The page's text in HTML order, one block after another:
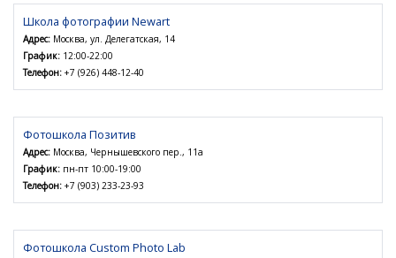
Школа фотографии Newart
Адрес: Москва, ул. Делегатская, 14
График: 12:00-22:00
Телефон: +7 (926) 448-12-40
Фотошкола Позитив
Адрес: Москва, Чернышевского пер., 11а
График: пн-пт 10:00-19:00
Телефон: +7 (903) 233-23-93
Фотошкола Custom Photo Lab